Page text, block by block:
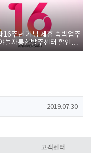
16주년 기념 제휴 숙박업주
놀자통합발주센터 할인쿠
2019.07.30
고객센터